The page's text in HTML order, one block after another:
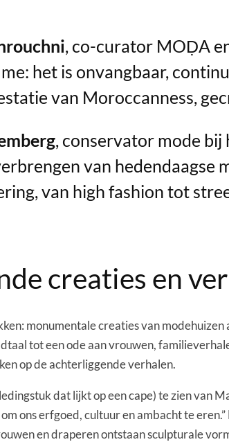
, co-curator MOḌA
het is onvangbaar,
van Moroccanness,
, conservator mode
van hedendaagse
van high fashion tot
creaties en
monumentale creaties van
tot een ode aan vrouwen,
op de achterliggende verhalen.
dat lijkt op een cape) te zien
ons erfgoed, cultuur en ambacht te
en draperen ontstaan sculpturale